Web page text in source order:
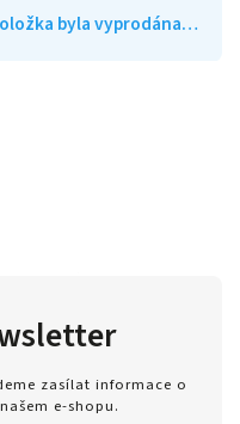
byla vyprodána…
zasílat informace o
e-shopu.